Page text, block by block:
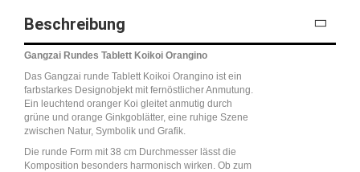
Beschreibung
Gangzai Rundes Tablett Koikoi Orangino
Das Gangzai runde Tablett Koikoi Orangino ist ein
farbstarkes Designobjekt mit fernöstlicher Anmutung.
Ein leuchtend oranger Koi gleitet anmutig durch
grüne und orange Ginkgoblätter, eine ruhige Szene
zwischen Natur, Symbolik und Grafik.
Die runde Form mit 38 cm Durchmesser lässt die
Komposition besonders harmonisch wirken. Ob zum